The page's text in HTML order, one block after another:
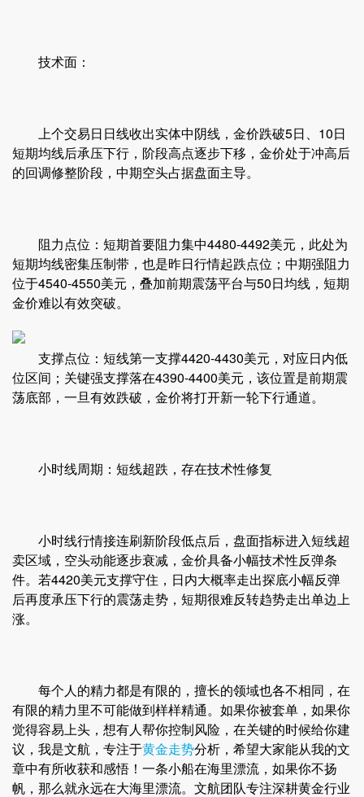
技术面：
上个交易日日线收出实体中阴线，金价跌破5日、10日
短期均线后承压下行，阶段高点逐步下移，金价处于冲高后
的回调修整阶段，中期空头占据盘面主导。
阻力点位：短期首要阻力集中4480-4492美元，此处为
短期均线密集压制带，也是昨日行情起跌点位；中期强阻力
位于4540-4550美元，叠加前期震荡平台与50日均线，短期
金价难以有效突破。
支撑点位：短线第一支撑4420-4430美元，对应日内低
位区间；关键强支撑落在4390-4400美元，该位置是前期震
荡底部，一旦有效跌破，金价将打开新一轮下行通道。
小时线周期：短线超跌，存在技术性修复
小时线行情接连刷新阶段低点后，盘面指标进入短线超
卖区域，空头动能逐步衰减，金价具备小幅技术性反弹条
件。若4420美元支撑守住，日内大概率走出探底小幅反弹
后再度承压下行的震荡走势，短期很难反转趋势走出单边上
涨。
每个人的精力都是有限的，擅长的领域也各不相同，在
有限的精力里不可能做到样样精通。如果你被套单，如果你
觉得容易上头，想有人帮你控制风险，在关键的时候给你建
议，我是文航，专注于黄金走势分析，希望大家能从我的文
章中有所收获和感悟！一条小船在海里漂流，如果你不扬
帆，那么就永远在大海里漂流。文航团队专注深耕黄金行业